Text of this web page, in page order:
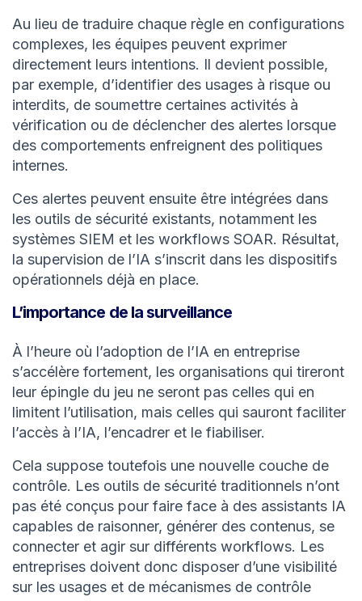
Au lieu de traduire chaque règle en configurations
complexes, les équipes peuvent exprimer
directement leurs intentions. Il devient possible,
par exemple, d’identifier des usages à risque ou
interdits, de soumettre certaines activités à
vérification ou de déclencher des alertes lorsque
des comportements enfreignent des politiques
internes.
Ces alertes peuvent ensuite être intégrées dans
les outils de sécurité existants, notamment les
systèmes SIEM et les workflows SOAR. Résultat,
la supervision de l’IA s’inscrit dans les dispositifs
opérationnels déjà en place.
L’importance de la surveillance
À l’heure où l’adoption de l’IA en entreprise
s’accélère fortement, les organisations qui tireront
leur épingle du jeu ne seront pas celles qui en
limitent l’utilisation, mais celles qui sauront faciliter
l’accès à l’IA, l’encadrer et le fiabiliser.
Cela suppose toutefois une nouvelle couche de
contrôle. Les outils de sécurité traditionnels n’ont
pas été conçus pour faire face à des assistants IA
capables de raisonner, générer des contenus, se
connecter et agir sur différents workflows. Les
entreprises doivent donc disposer d’une visibilité
sur les usages et de mécanismes de contrôle